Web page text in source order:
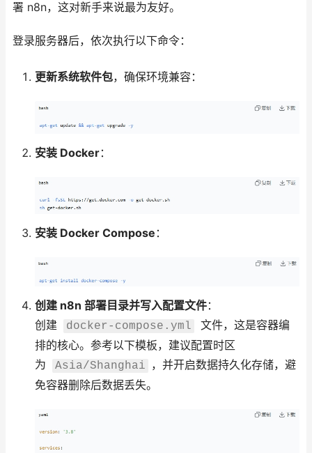
署 n8n，这对新手来说最为友好。
登录服务器后，依次执行以下命令：
更新系统软件包，确保环境兼容：
安装 Docker：
安装 Docker Compose ：
创建 n8n 部署目录并写入配置文件：
创建
docker-compose.yml
文件，这是容器编
排的核心。参考以下模板，建议配置时区
为
Asia/Shanghai
，并开启数据持久化存储，避
免容器删除后数据丢失。